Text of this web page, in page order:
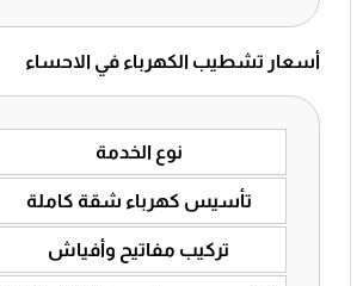
أسعار تشطيب الكهرباء في الاحساء
نوع الخدمة
تأسيس كهرباء شقة كاملة
تركيب مفاتيح وأفياش